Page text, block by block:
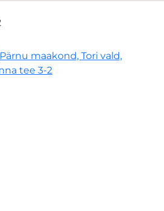
Pärnu maakond, Tori vald,
tee 3-2